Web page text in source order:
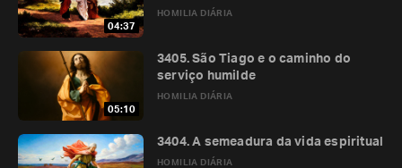
04:37
HOMILIA DIÁRIA
05:10
HOMILIA DIÁRIA
3405. São Tiago e o caminho do
serviço humilde
HOMILIA DIÁRIA
3404. A semeadura da vida espiritual